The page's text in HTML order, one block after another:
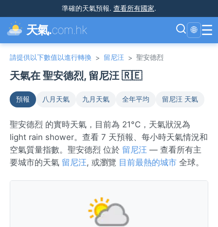
準確的天氣預報. 查看所有國家.
天氣.com.hk 🌐 ☰
請提供以下數值以進行轉換 > 留尼汪 > 聖安德烈
天氣在 聖安德烈, 留尼汪 🇷🇪
預報 八月天氣 九月天氣 全年平均 留尼汪 天氣
聖安德烈 的實時天氣，目前為 21°C，天氣狀況為
light rain shower。查看 7 天預報、每小時天氣情況和
空氣質量指數。聖安德烈 位於 留尼汪 — 查看所有主
要城市的天氣 留尼汪, 或瀏覽 目前最熱的城市 全球。